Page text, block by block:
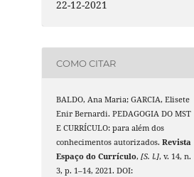
22-12-2021
COMO CITAR
BALDO, Ana Maria; GARCIA, Elisete
Enir Bernardi. PEDAGOGIA DO MST
E CURRÍCULO: para além dos
conhecimentos autorizados.Revista
Espaço do Currículo,[S. l.], v. 14, n.
3, p. 1–14, 2021. DOI: